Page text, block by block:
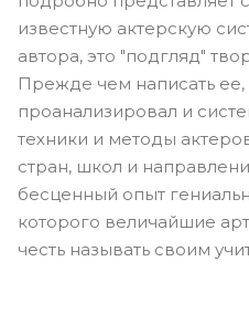
известную актерскую
автора, это "подгляд"
Прежде чем написать ее,
проанализировал и
техники и методы
стран, школ и
бесценный опыт
которого величайшие
честь называть своим